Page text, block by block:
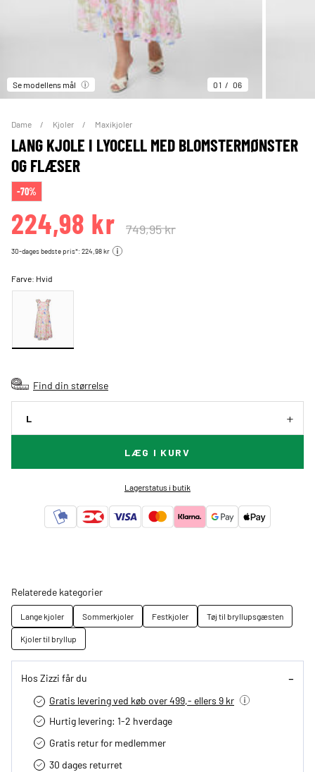
Se modellens mål 01 06
Dame Kjoler Maxikjoler
LANG KJOLE I LYOCELL MED BLOMSTERMØNSTER
OG FLÆSER
-70%
224,98 kr 749,95 kr
30-dages bedste pris*: 224,98 kr
Farve: Hvid
Find din størrelse
L
LÆG I KURV
Lagerstatus i butik
Relaterede kategorier
Lange kjoler Sommerkjoler Festkjoler
Tøj til bryllupsgæsten
Kjoler til bryllup
Hos Zizzi får du
Gratis levering ved køb over 499,- ellers 9 kr
Hurtig levering­: 1-2 hverdage
Gratis retur for medlemmer
30 dages returret